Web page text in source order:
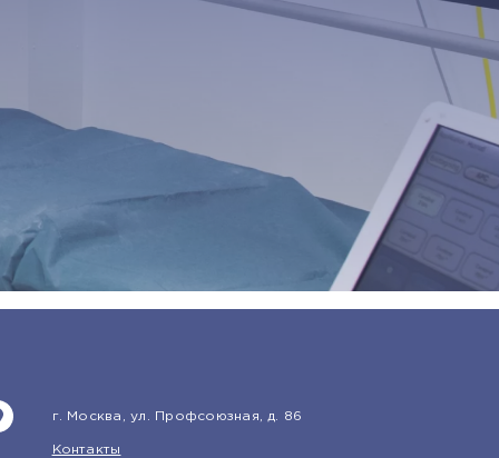
г. Москва, ул. Профсоюзная, д. 86
Контакты